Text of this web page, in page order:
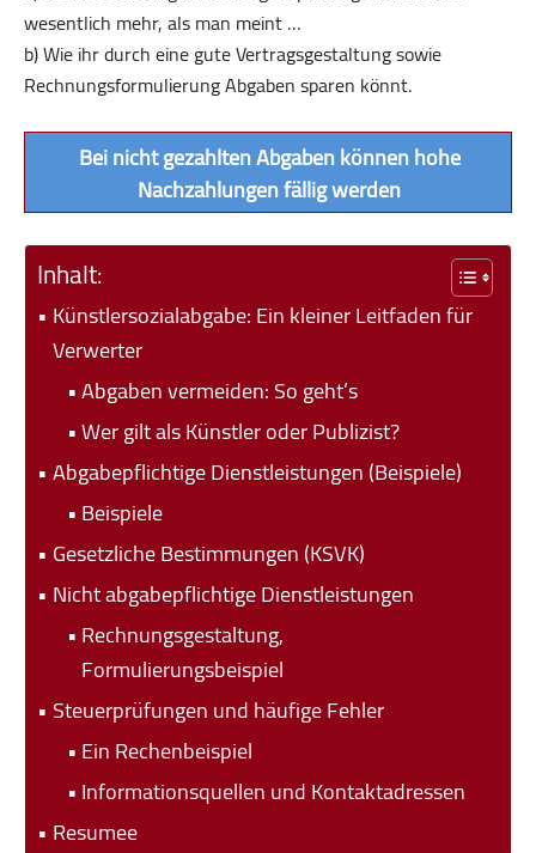
wesentlich mehr, als man meint …
b) Wie ihr durch eine gute Vertrags­gestaltung sowie
Rechnungsformulierung Abgaben sparen könnt.
Bei nicht gezahlten Abgaben können hohe
Nachzahlungen fällig werden
Inhalt:
Künstlersozialabgabe: Ein kleiner Leitfaden für
Verwerter
Abgaben vermeiden: So geht’s
Wer gilt als Künstler oder Publizist?
Abgabepflichtige Dienstleistungen (Beispiele)
Beispiele
Gesetzliche Bestimmungen (KSVK)
Nicht abgabepflichtige Dienstleistungen
Rechnungsgestaltung,
Formulierungsbeispiel
Steuerprüfungen und häufige Fehler
Ein Rechenbeispiel
Informationsquellen und Kontaktadressen
Resumee